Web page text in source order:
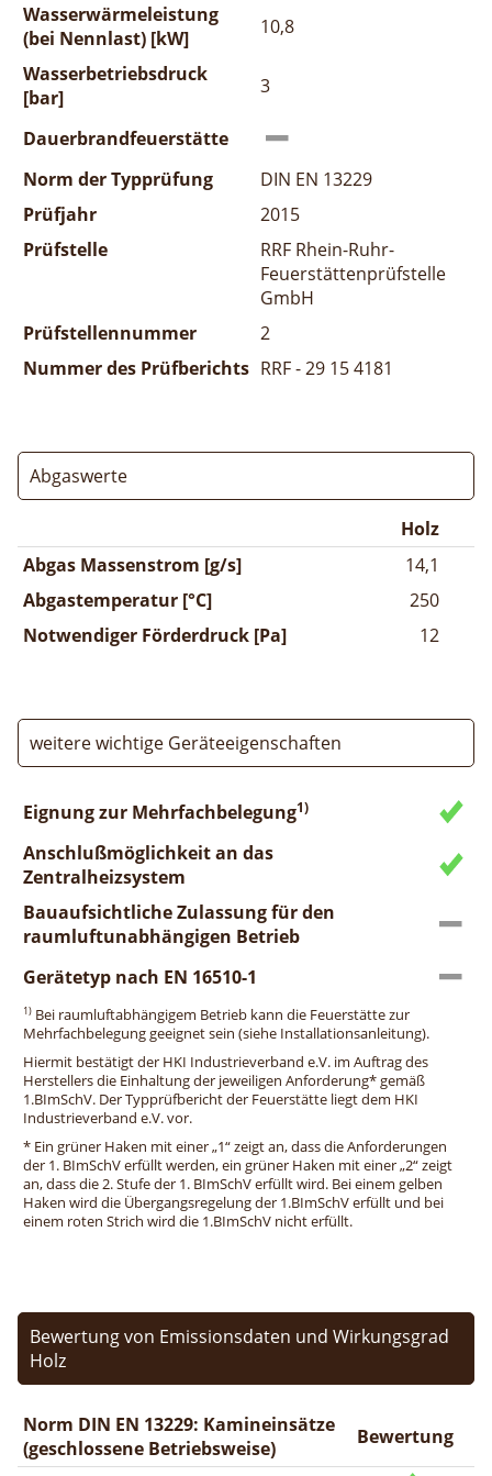
Wasserwärmeleistung
(bei Nennlast) [kW]
10,8
Wasserbetriebsdruck
[bar]
3
Dauerbrandfeuerstätte
Norm der Typprüfung
DIN EN 13229
Prüfjahr
2015
Prüfstelle
RRF Rhein-Ruhr-
Feuerstättenprüfstelle
GmbH
Prüfstellennummer
2
Nummer des Prüfberichts RRF - 29 15 4181
Abgaswerte
Holz
Abgas Massenstrom [g/s]
14,1
Abgastemperatur [°C]
250
Notwendiger Förderdruck [Pa]
12
weitere wichtige Geräteeigenschaften
Eignung zur Mehrfachbelegung1)
Anschlußmöglichkeit an das
Zentralheizsystem
Bauaufsichtliche Zulassung für den
raumluftunabhängigen Betrieb
Gerätetyp nach EN 16510-1
1) Bei raumluftabhängigem Betrieb kann die Feuerstätte zur
Mehrfachbelegung geeignet sein (siehe Installationsanleitung).
Hiermit bestätigt der HKI Industrieverband e.V. im Auftrag des
Herstellers die Einhaltung der jeweiligen Anforderung* gemäß
1.BImSchV. Der Typprüfbericht der Feuerstätte liegt dem HKI
Industrieverband e.V. vor.
* Ein grüner Haken mit einer „1“ zeigt an, dass die Anforderungen
der 1. BImSchV erfüllt werden, ein grüner Haken mit einer „2“ zeigt
an, dass die 2. Stufe der 1. BImSchV erfüllt wird. Bei einem gelben
Haken wird die Übergangsregelung der 1.BImSchV erfüllt und bei
einem roten Strich wird die 1.BImSchV nicht erfüllt.
Bewertung von Emissionsdaten und Wirkungsgrad
Holz
Norm DIN EN 13229: Kamineinsätze
(geschlossene Betriebsweise)
Bewertung